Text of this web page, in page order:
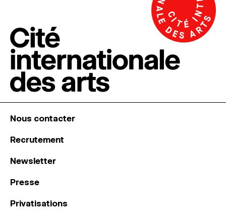
Nous contacter
Recrutement
Newsletter
Presse
Privatisations